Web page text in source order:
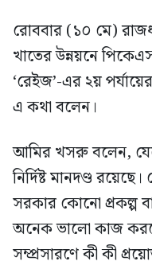
রোববার (১০ মে)
খাতের উন্নয়নে
‘রেইজ’-এর ২য়
এ কথা বলেন।
আমির খসরু বলেন,
নির্দিষ্ট মানদণ্ড
সরকার কোনো প্রকল্প
অনেক ভালো কাজ
সম্প্রসারণে কী কী